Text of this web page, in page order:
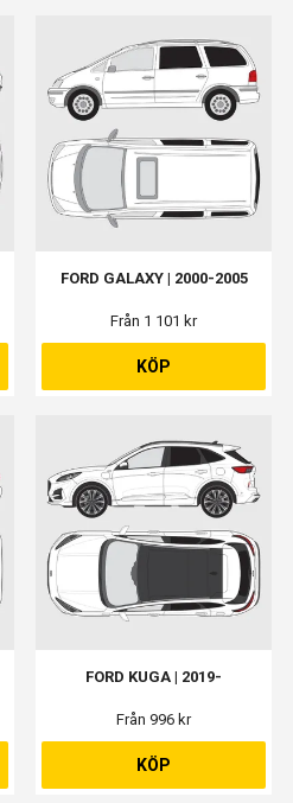
FORD GALAXY | 2000-2005
Från 1 101 kr
KÖP
FORD KUGA | 2019-
Från 996 kr
KÖP